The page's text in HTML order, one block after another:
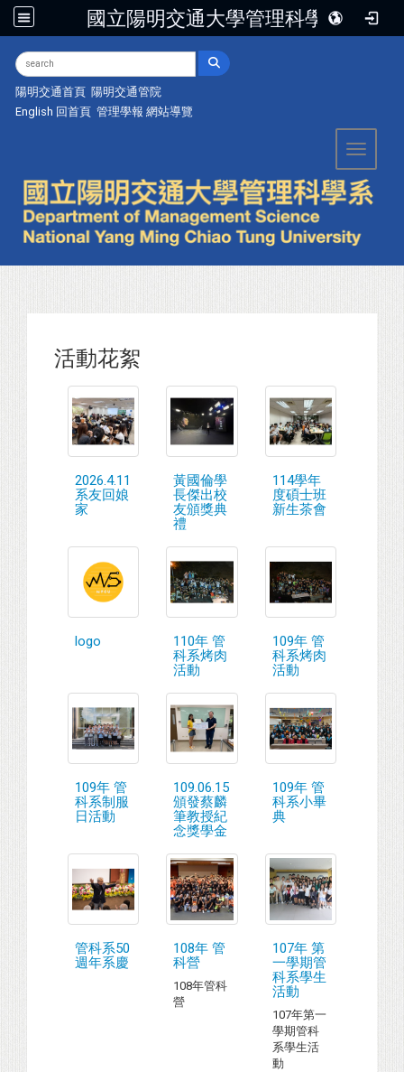
國立陽明交通大學管理科學系
陽明交通首頁 陽明交通管院
English 回首頁 管理學報 網站導覽
Toggle
活動花絮
2026.4.11
系友回娘
家
黃國倫學
長傑出校
友頒獎典
禮
114學年
度碩士班
新生茶會
logo
110年 管
科系烤肉
活動
109年 管
科系烤肉
活動
109年 管
科系制服
日活動
109.06.15
頒發蔡麟
筆教授紀
念獎學金
109年 管
科系小畢
典
管科系50
週年系慶
108年 管
科營
108年管科
營
107年 第
一學期管
科系學生
活動
107年第一
學期管科
系學生活
動